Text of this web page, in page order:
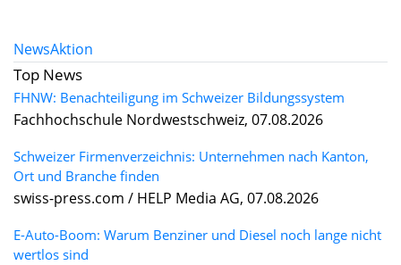
NewsAktion
Top News
FHNW: Benachteiligung im Schweizer Bildungssystem
Fachhochschule Nordwestschweiz, 07.08.2026
Schweizer Firmenverzeichnis: Unternehmen nach Kanton,
Ort und Branche finden
swiss-press.com / HELP Media AG, 07.08.2026
E-Auto-Boom: Warum Benziner und Diesel noch lange nicht
wertlos sind